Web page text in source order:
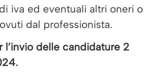
iva ed eventuali altri oneri o
dal professionista.
l’invio delle candidature 2